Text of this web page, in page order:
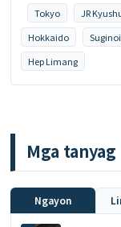
Tokyo JR
Hokkaido
Hep Limang
Mga
Ngayon